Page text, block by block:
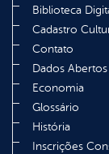
Biblioteca
Cadastro
Contato
Dados Abertos
Economia
Glossário
História
Inscrições